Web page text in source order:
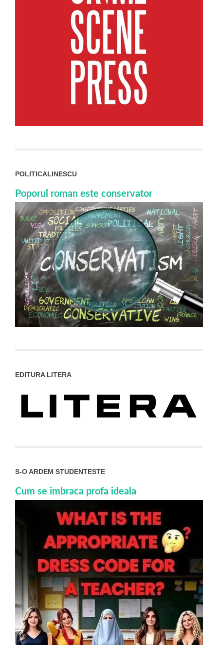
POLITICALINESCU
Poporul roman este conservator
EDITURA LITERA
S-O ARDEM STUDENTESTE
Cum se imbraca profa ideala